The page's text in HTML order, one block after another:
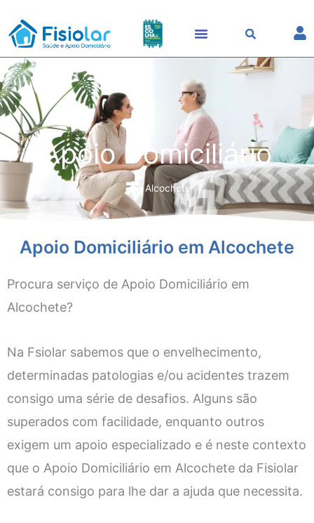
content
Apoio Domiciliário
Alcochete
Apoio Domiciliário em Alcochete
Procura serviço de Apoio Domiciliário em
Alcochete?
Na Fsiolar sabemos que o envelhecimento,
determinadas patologias e/ou acidentes trazem
consigo uma série de desafios. Alguns são
superados com facilidade, enquanto outros
exigem um apoio especializado e é neste contexto
que o Apoio Domiciliário em Alcochete da Fisiolar
estará consigo para lhe dar a ajuda que necessita.